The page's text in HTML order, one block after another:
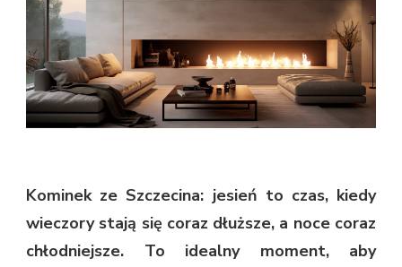
Kominek ze Szczecina: jesień to czas, kiedy
wieczory stają się coraz dłuższe, a noce coraz
chłodniejsze. To idealny moment, aby